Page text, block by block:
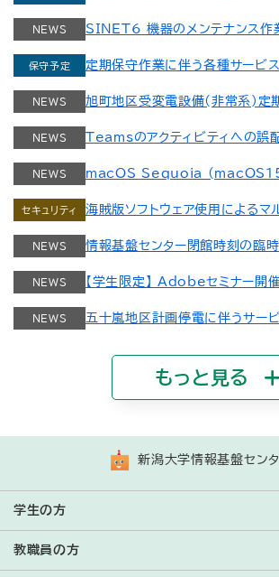
NEWS
SINET6 機器のメンテナンス作
保守予定 定期保守作業に伴う各種サービ
NEWS
旭町地区受変電設備(非常系)定
NEWS Teamsのアクティビティへの誤
NEWS
macOS Sequoia
セキュリティ
海賊版ソフトウェア使用によるマ
NEWS 情報基盤センター閉館時刻の臨
NEWS 【学生限定】 Adobeセミナー開
NEWS 五十嵐地区計画停電に伴うサー
新潟大学情報基盤セン
学生の方
教職員の方